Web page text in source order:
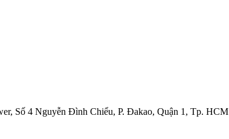
Số 4 Nguyễn Đình Chiểu, P. Đakao, Quận 1, Tp. HCM